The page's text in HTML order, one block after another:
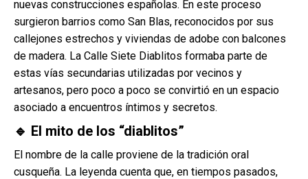
nuevas construcciones españolas. En este proceso
surgieron barrios como San Blas, reconocidos por sus
callejones estrechos y viviendas de adobe con balcones
de madera. La Calle Siete Diablitos formaba parte de
estas vías secundarias utilizadas por vecinos y
artesanos, pero poco a poco se convirtió en un espacio
asociado a encuentros íntimos y secretos.
🔹 El mito de los “diablitos”
El nombre de la calle proviene de la tradición oral
cusqueña. La leyenda cuenta que, en tiempos pasados,